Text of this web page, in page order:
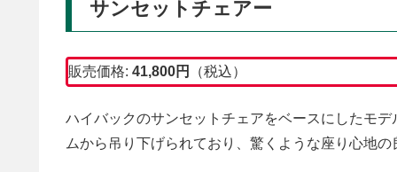
サンセットチェアー
販売価格: 41,800円 （税込）
ハイバックのサンセットチェアをベースにしたモ
ムから吊り下げられており、驚くような座り心地